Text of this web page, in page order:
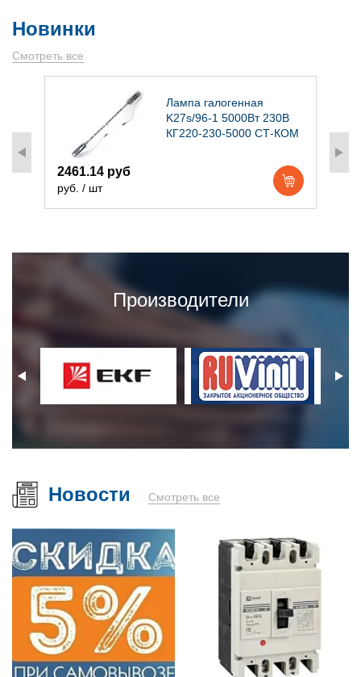
Новинки
Смотреть все
Лампа галогенная
K27s/96-1 5000Вт 230В
КГ220-230-5000 СТ-КОМ
2461.14 руб
руб. / шт
Производители
Новости Смотреть все